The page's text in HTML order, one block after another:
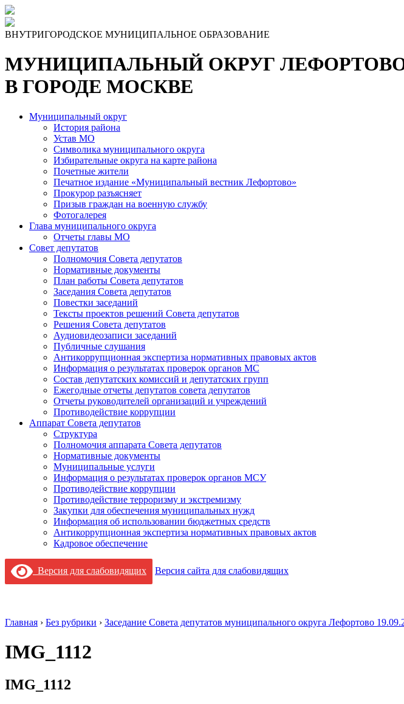
Skip
to
the
ВНУТРИГОРОДСКОЕ МУНИЦИПАЛЬНОЕ ОБРАЗОВАНИЕ
МУНИЦИПАЛЬНЫЙ ОКРУГ
В ГОРОДЕ МОСКВЕ
Муниципальный округ
История района
Устав МО
Символика муниципального округа
Избирательные округа на карте района
Почетные жители
Печатное издание «Муниципальный вестник Лефортово»
Прокурор разъясняет
Призыв граждан на военную службу
Фотогалерея
Глава муниципального округа
Отчеты главы МО
Совет депутатов
Полномочия Совета депутатов
Нормативные документы
План работы Совета депутатов
Заседания Cовета депутатов
Повестки заседаний
Тексты проектов решений Совета депутатов
Решения Совета депутатов
Аудиовидеозаписи заседаний
Публичные слушания
Антикоррупционная экспертиза нормативных правовых актов
Информация о результатах проверок органов МС
Состав депутатских комиссий и депутатских групп
Ежегодные отчеты депутатов совета депутатов
Отчеты руководителей организаций и учреждений
Противодействие коррупции
Аппарат Совета депутатов
Структура
Полномочия аппарата Совета депутатов
Нормативные документы
Муниципальные услуги
Информация о результатах проверок органов МСУ
Противодействие коррупции
Противодействие терроризму и экстремизму
Закупки для обеспечения муниципальных нужд
Информация об использовании бюджетных средств
Антикоррупционная экспертиза нормативных правовых актов
Кадровое обеспечение
Версия для слабовидящих Версия сайта для слабовидящих
Главная › Без рубрики › Заседание Совета депутатов муниципального округа Лефортово
IMG_1112
IMG_1112